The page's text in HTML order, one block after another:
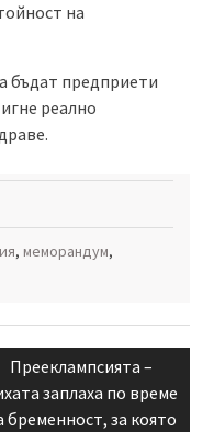
на
бъдат предприети
реално
, меморандум,
Next
post:
Прееклампсията –
заплаха по време
бременност, за която